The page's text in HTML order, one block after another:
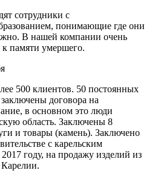
сотрудники с
понимающие где они
В нашей компании очень
памяти умершего.
500 клиентов. 50 постоянных
договора на
в основном это люди
область. Заключены 8
и товары (камень). Заключено
с карельским
году, на продажу изделий из